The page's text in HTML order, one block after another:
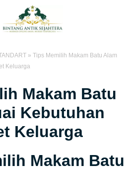
»Tips Memilih Makam Batu Alam
Keluarga
Makam Batu
Kebutuhan
Keluarga
Makam Batu